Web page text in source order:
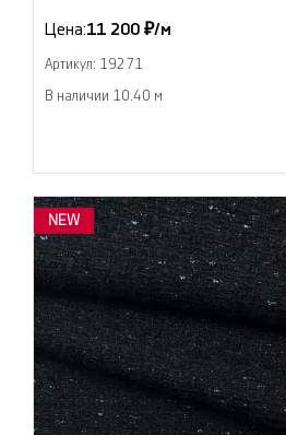
Цена:11 200 ₽/м
Артикул: 19271
В наличии 10.40 м
NEW